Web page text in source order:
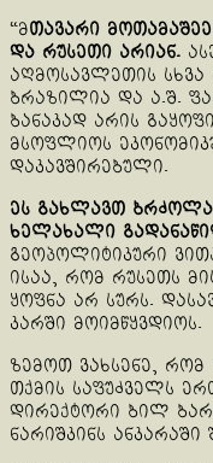
“მთავარი
და რუსეთი არიან.
აღმოსავლეთის სხვა
ბრაზილია და ა.შ.
ბანაკად არის
მსოფლიოს
დაკავშირებული.
ეს გახლავთ
ხელახალი
გეოპოლიტიკური
ისაა, რომ რუსეთს
ყოფნა არ სურს.
კარში მოიმწყვდიოს.
ზემოთ ვახსენე,
თქმის საფუძველს
დირექტორი ბილ
ნარიშკინს